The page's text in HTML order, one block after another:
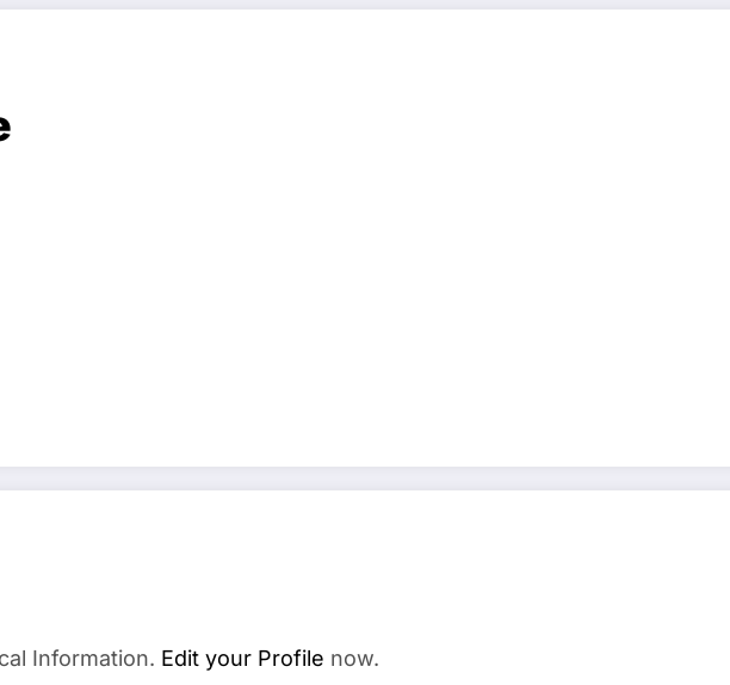
Information. Edit your Profile now.